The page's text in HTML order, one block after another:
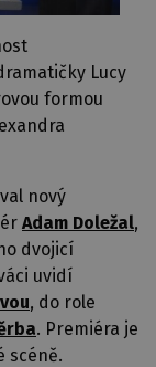
Lucy
formou
nový
Adam Doležal,
dvojicí
uvidí
, do role
. Premiéra je
scéně.